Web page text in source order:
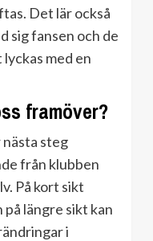
Det lär också
sig fansen och de
med en
framöver?
steg
från klubben
På kort sikt
längre sikt kan
i